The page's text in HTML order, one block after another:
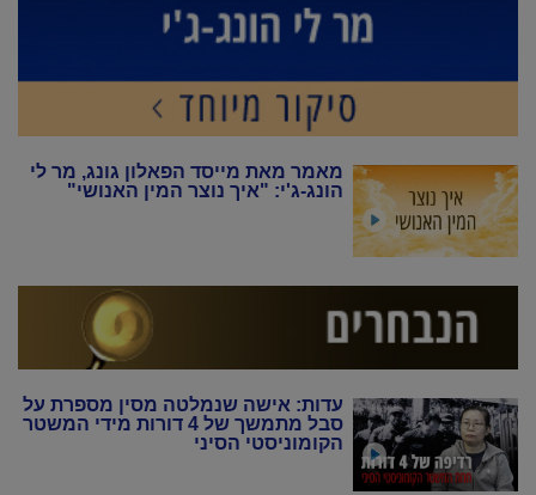
מאמר מאת מייסד הפאלון גונג, מר לי
הונג-ג'י: "איך נוצר המין האנושי"
עדות: אישה שנמלטה מסין מספרת על
סבל מתמשך של 4 דורות מידי המשטר
הקומוניסטי הסיני